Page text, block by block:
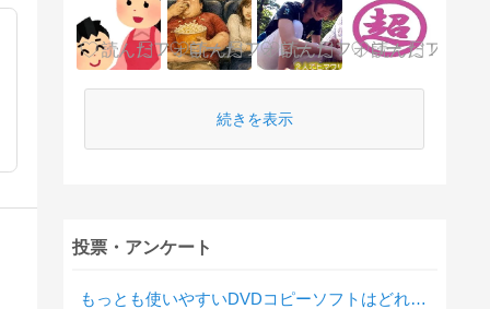
続きを表示
投票・アンケート
もっとも使いやすいDVDコピーソフトはどれですか？